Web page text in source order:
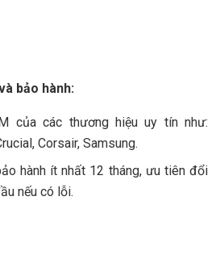
bảo hành:
của các thương hiệu uy tín như:
Corsair, Samsung.
hành ít nhất 12 tháng, ưu tiên đổi
nếu có lỗi.